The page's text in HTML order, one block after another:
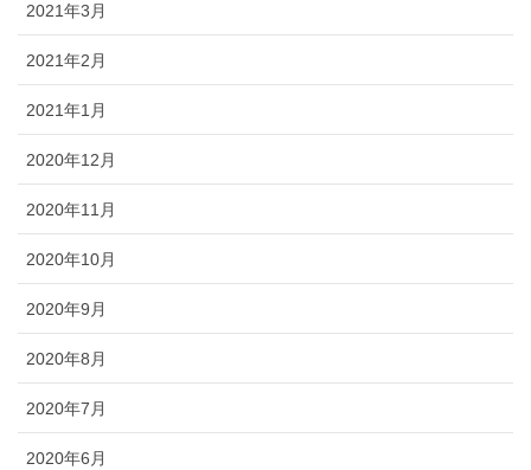
2021年3月
2021年2月
2021年1月
2020年12月
2020年11月
2020年10月
2020年9月
2020年8月
2020年7月
2020年6月